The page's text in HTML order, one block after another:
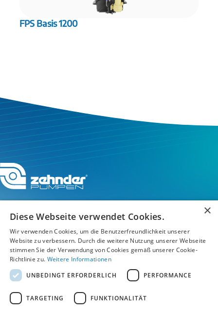
FPS Basis 1200
Service-Hotline
Service
Unternehmen
×
Diese Webseite verwendet Cookies.
Wir verwenden Cookies, um die Benutzerfreundlichkeit unserer
Website zu verbessern. Durch die weitere Nutzung unserer Webseite
stimmen Sie der Verwendung von Cookies gemäß unserer Cookie-
Richtlinie zu. Weitere Informationen
UNBEDINGT ERFORDERLICH
PERFORMANCE
TARGETING FUNKTIONALITÄT